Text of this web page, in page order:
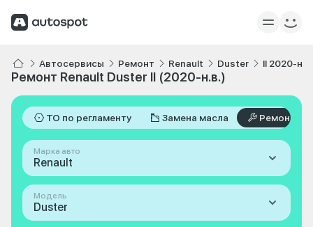
Автосервисы Ремонт Renault Duster II 2020-н.в.
Ремонт Renault Duster II (2020-н.в.)
ТО по регламенту Замена масла Ремонт
Марка авто
Renault
Модель
Duster